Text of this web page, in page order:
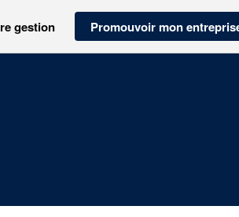
gestion Promouvoir mon